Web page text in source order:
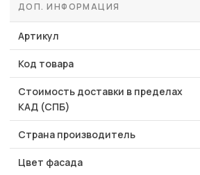
ДОП. ИНФОРМАЦИЯ
Артикул
Код товара
Стоимость доставки в пределах
КАД (СПБ)
Страна производитель
Цвет фасада